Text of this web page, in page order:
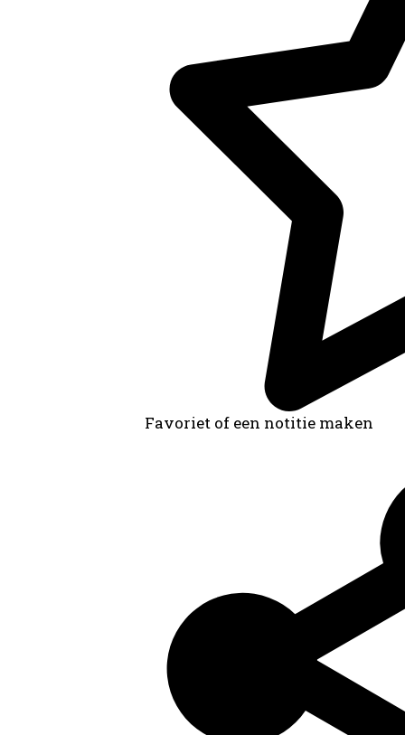
Favoriet of een notitie maken